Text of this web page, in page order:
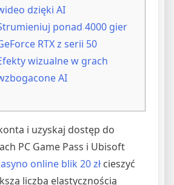
dzięki AI
ponad 4000 gier
RTX z serii 50
wizualne w grach
AI
i uzyskaj dostęp do
PC Game Pass i Ubisoft
online blik 20 zł cieszyć
liczbą elastycznością